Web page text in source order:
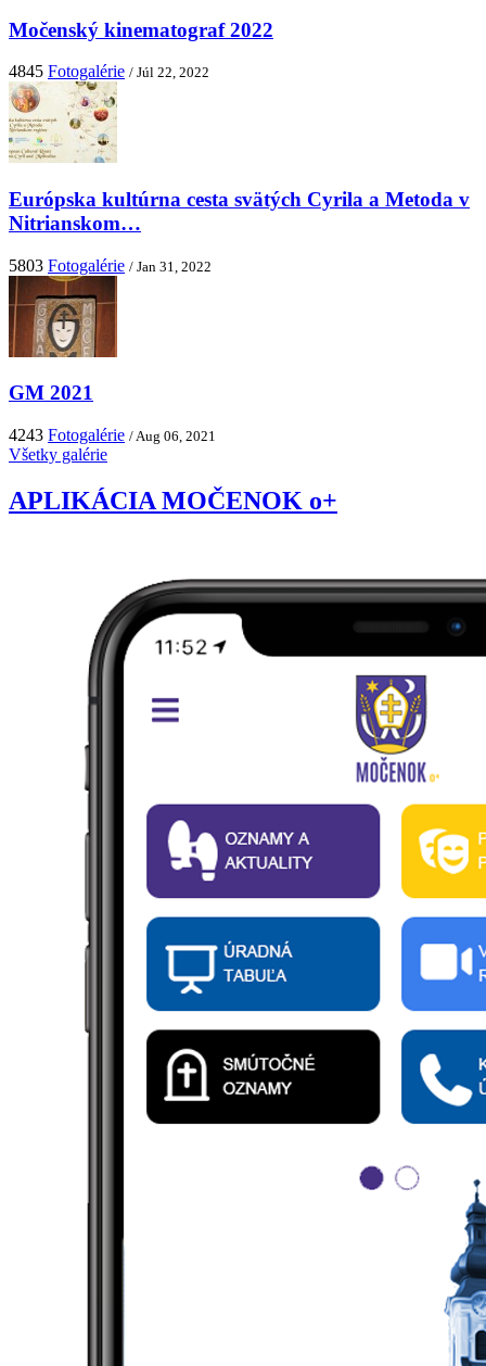
Močenský kinematograf 2022
4845 Fotogalérie / Júl 22, 2022
Európska kultúrna cesta svätých Cyrila a Metoda v
Nitrianskom…
5803 Fotogalérie / Jan 31, 2022
GM 2021
4243 Fotogalérie / Aug 06, 2021
Všetky galérie
APLIKÁCIA MOČENOK o+